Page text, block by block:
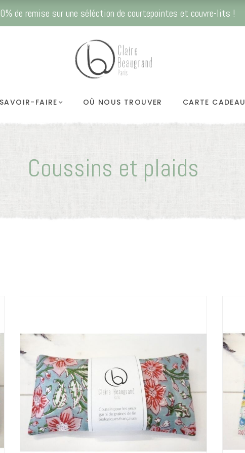
de remise sur une séléction de courtepointes et couvre-lits !
SAVOIR-FAIRE OÙ NOUS TROUVER CARTE CADEAU
Coussins et plaids